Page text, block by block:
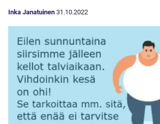
Inka Janatuinen 31.10.2022